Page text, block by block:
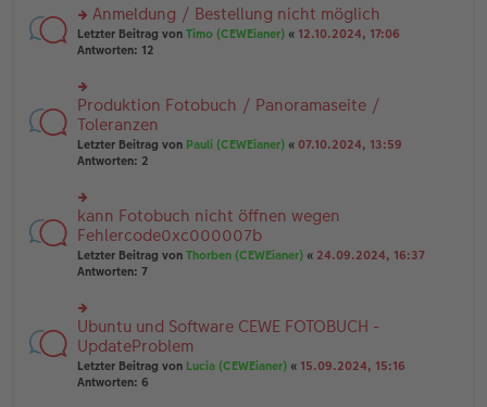
tr
a
g
e
n
er
tr
a
g
n
g
el
e
n
er
B
ei
tr
g
rs
te
u
n
g
el
es
e
er
B
ei
tr
a
g
Anmeldung / Bestellung nicht möglich
Letzter Beitrag von Timo (CEWEianer) « 12.10.2024, 17:06
Antworten: 12
rs
te
r
u
n
el
es
e
n
er
tr
a
g
Produktion Fotobuch / Panoramaseite /
Toleranzen
Letzter Beitrag von Pauli (CEWEianer) « 07.10.2024, 13:59
Antworten: 2
rs
te
r
u
n
el
es
e
n
er
kann Fotobuch nicht öffnen wegen
Fehlercode0xc000007b
Letzter Beitrag von Thorben (CEWEianer) « 24.09.2024, 16:37
Antworten: 7
rs
te
r
u
n
Ubuntu und Software CEWE FOTOBUCH -
UpdateProblem
Letzter Beitrag von Lucia (CEWEianer) « 15.09.2024, 15:16
Antworten: 6